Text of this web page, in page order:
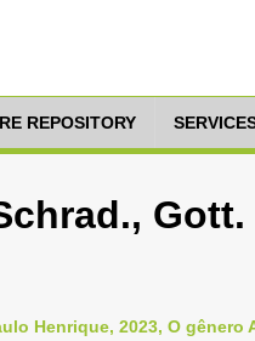
REPOSITORY
Gott.
Henrique, 2023, O gênero